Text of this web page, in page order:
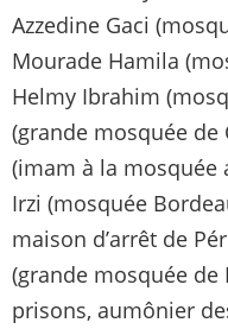
Azzedine Gaci
Mourade Hamila
Helmy Ibrahim
(grande mosquée de
(imam à la mosquée
Irzi (mosquée
maison d’arrêt de
(grande mosquée
prisons, aumônier